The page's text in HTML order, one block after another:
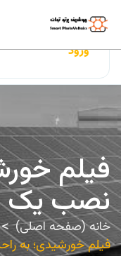
ایران‌سولار
ورود
فیلم
نصب یک
خانه (صفحه اصلی)
فیلم خورشیدی؛ به